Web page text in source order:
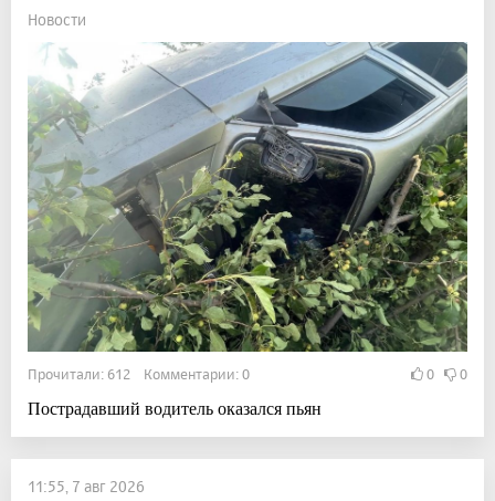
Новости
Прочитали: 612 Комментарии: 0 0 0
Пострадавший водитель оказался пьян
11:55, 7 авг 2026